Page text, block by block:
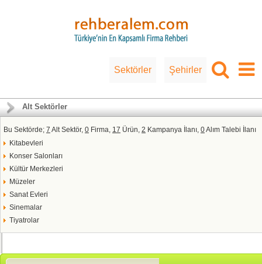
Sektörler Şehirler
Alt Sektörler
Bu Sektörde; 7 Alt Sektör, 0 Firma, 17 Ürün, 2 Kampanya İlanı, 0Alım Talebi İlanı
Kitabevleri
Konser Salonları
Kültür Merkezleri
Müzeler
Sanat Evleri
Sinemalar
Tiyatrolar